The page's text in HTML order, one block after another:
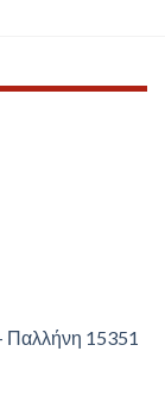
15351